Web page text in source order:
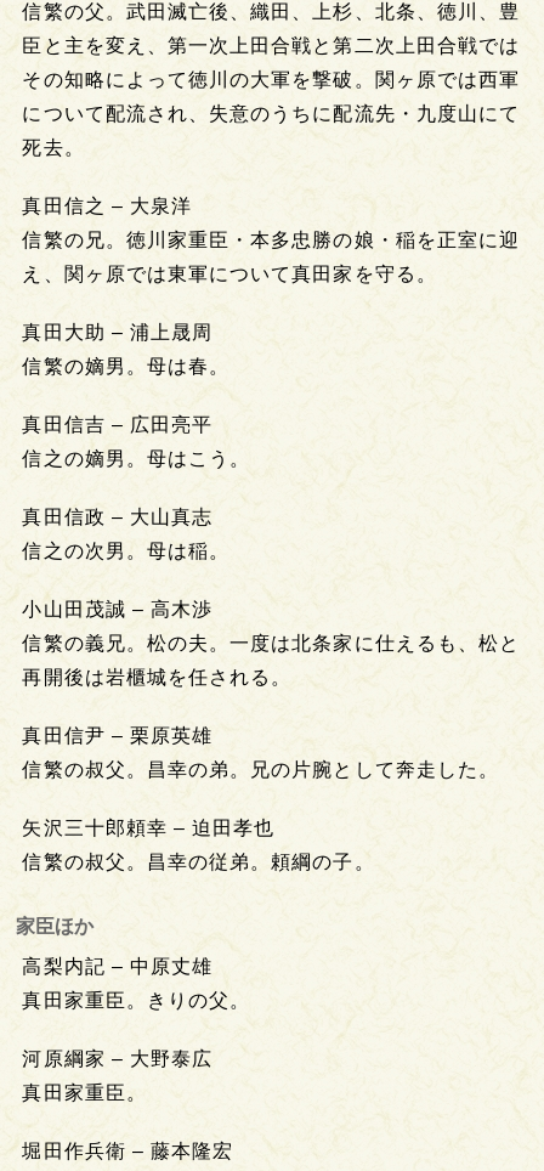
信繁の父。武田滅亡後、織田、上杉、北条、徳川、豊
臣と主を変え、第一次上田合戦と第二次上田合戦では
その知略によって徳川の大軍を撃破。関ヶ原では西軍
について配流され、失意のうちに配流先・九度山にて
死去。
真田信之 – 大泉洋
信繁の兄。徳川家重臣・本多忠勝の娘・稲を正室に迎
え、関ヶ原では東軍について真田家を守る。
真田大助 – 浦上晟周
信繁の嫡男。母は春。
真田信吉 – 広田亮平
信之の嫡男。母はこう。
真田信政 – 大山真志
信之の次男。母は稲。
小山田茂誠 – 高木渉
信繁の義兄。松の夫。一度は北条家に仕えるも、松と
再開後は岩櫃城を任される。
真田信尹 – 栗原英雄
信繁の叔父。昌幸の弟。兄の片腕として奔走した。
矢沢三十郎頼幸 – 迫田孝也
信繁の叔父。昌幸の従弟。頼綱の子。
家臣ほか
高梨内記 – 中原丈雄
真田家重臣。きりの父。
河原綱家 – 大野泰広
真田家重臣。
堀田作兵衛 – 藤本隆宏